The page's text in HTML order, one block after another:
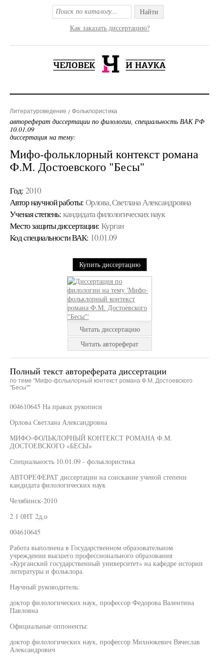
Найти
Как заказать диссертацию?
Литературоведение Фольклористика
автореферат диссертации по филологии, специальность ВАК РФ
10.01.09
диссертация на тему:
Мифо-фольклорный контекст романа
Ф.М. Достоевского "Бесы"
Год: 2010
Автор научной работы: Орлова, Светлана Александровна
Ученая cтепень: кандидата филологических наук
Место защиты диссертации: Курган
Код cпециальности ВАК: 10.01.09
Купить диссертацию
Читать диссертацию
Читать автореферат
Полный текст автореферата диссертации
по теме "Мифо-фольклорный контекст романа Ф.М. Достоевского
"Бесы""
004610645 На правах рукописи
Орлова Светлана Александровна
МИФО-ФОЛЬКЛОРНЫЙ КОНТЕКСТ РОМАНА Ф.М.
ДОСТОЕВСКОГО «БЕСЫ»
Специальность 10.01.09 - фольклористика
АВТОРЕФЕРАТ диссертации на соискание ученой степени
кандидата филологических наук
Челябинск-2010
2 1 0НТ 2д,о
004610645
Работа выполнена в Государственном образовательном
учреждении высшего профессионального образования
«Курганский государственный университет» на кафедре истории
литературы и фольклора.
Научный руководитель:
доктор филологических наук, профессор Федорова Валентина
Павловна
Официальные оппоненты:
доктор филологических наук, профессор Михнюкевич Вячеслав
Александрович